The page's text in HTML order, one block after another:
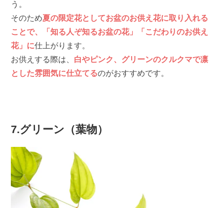
う。
そのため夏の限定花としてお盆のお供え花に取り入れる
ことで、「知る人ぞ知るお盆の花」「こだわりのお供え
花」に仕上がります。
お供えする際は、 白やピンク、グリーンのクルクマで凛
とした雰囲気に仕立てるのがおすすめです。
7.グリーン（葉物）